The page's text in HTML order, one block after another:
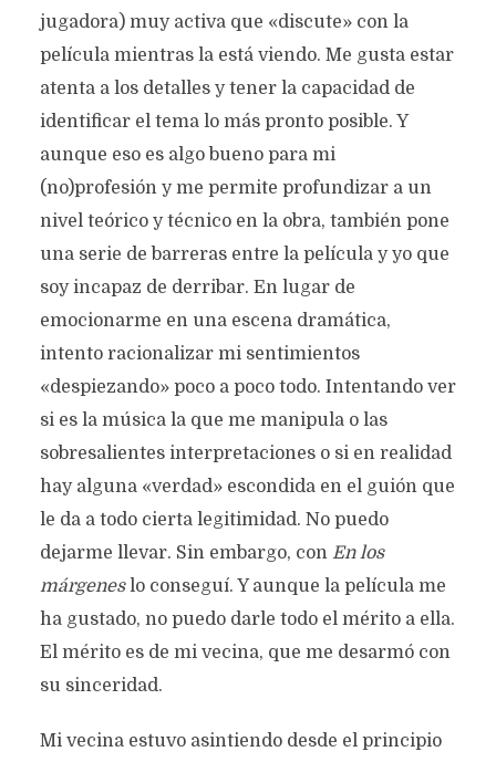
jugadora) muy activa que «discute» con la
película mientras la está viendo. Me gusta estar
atenta a los detalles y tener la capacidad de
identificar el tema lo más pronto posible. Y
aunque eso es algo bueno para mi
(no)profesión y me permite profundizar a un
nivel teórico y técnico en la obra, también pone
una serie de barreras entre la película y yo que
soy incapaz de derribar. En lugar de
emocionarme en una escena dramática,
intento racionalizar mi sentimientos
«despiezando» poco a poco todo. Intentando ver
si es la música la que me manipula o las
sobresalientes interpretaciones o si en realidad
hay alguna «verdad» escondida en el guión que
le da a todo cierta legitimidad. No puedo
dejarme llevar. Sin embargo, con En los
márgeneslo conseguí. Y aunque la película me
ha gustado, no puedo darle todo el mérito a ella.
El mérito es de mi vecina, que me desarmó con
su sinceridad.
Mi vecina estuvo asintiendo desde el principio